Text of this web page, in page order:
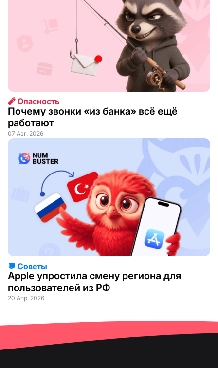
🧨 Опасность
Почему звонки «из банка» всё ещё
работают
07 Авг. 2026
💬 Советы
Apple упростила смену региона для
пользователей из РФ
20 Апр. 2026